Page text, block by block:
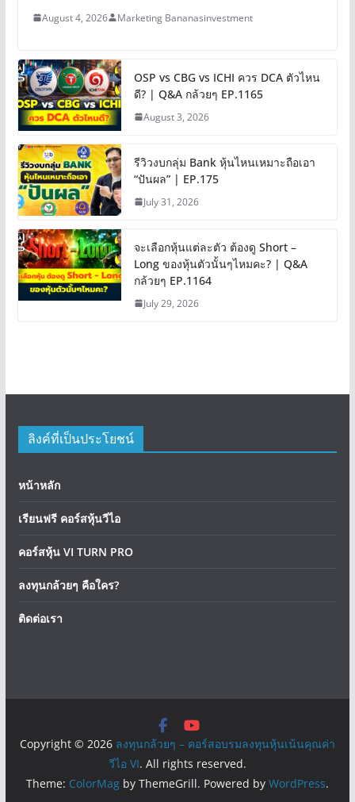
August 4, 2026 Marketing Bananasinvestment
OSP vs CBG vs ICHI ควร DCA ตัวไหน
ดี? | Q&A กล้วยๆ EP.1165
August 3, 2026
รีวิวงบกลุ่ม Bank หุ้นไหนเหมาะถือเอา
“ปันผล” | EP.175
July 31, 2026
จะเลือกหุ้นแต่ละตัว ต้องดู Short –
Long ของหุ้นตัวนั้นๆไหมคะ? | Q&A
กล้วยๆ EP.1164
July 29, 2026
ลิงค์ที่เป็นประโยชน์
หน้าหลัก
เรียนฟรี คอร์สหุ้นวีไอ
คอร์สหุ้น VI TURN PRO
ลงทุนกล้วยๆ คือใคร?
ติดต่อเรา
Copyright © 2026 ลงทุนกล้วยๆ – คอร์สอบรมลงทุนหุ้นเน้นคุณค่า
วีไอ VI. All rights reserved.
Theme: ColorMagby ThemeGrill. Powered by WordPress.